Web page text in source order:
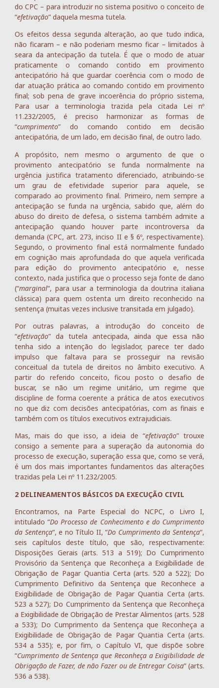
do CPC – para introduzir no sistema positivo o conceito de
“efetivação” daquela mesma tutela.
Os efeitos dessa segunda alteração, ao que tudo indica,
não ficaram – e não poderiam mesmo ficar – limitados à
seara da antecipação da tutela. É que o modo de atuar
praticamente o comando contido em provimento
antecipatório há que guardar coerência com o modo de
dar atuação prática ao comando contido em provimento
final; sob pena de grave incoerência do próprio sistema,
Para usar a terminologia trazida pela citada Lei nº
11.232/2005, é preciso harmonizar as formas de
“cumprimento” do comando contido em decisão
antecipatória, de um lado, em decisão final, de outro lado.
A propósito, nem mesmo o argumento de que o
provimento antecipatório se funda normalmente na
urgência justifica tratamento diferenciado, atribuindo-se
um grau de efetividade superior para aquele, se
comparado ao provimento final. Primeiro, nem sempre a
antecipação se funda na urgência, sabido que, além do
abuso do direito de defesa, o sistema também admite a
antecipação quando houver parte incontroversa da
demanda (CPC, art. 273, inciso II e § 6º, respectivamente).
Segundo, o provimento final está normalmente fundado
em cognição mais aprofundada do que aquela verificada
para edição do provimento antecipatório e, nesse
contexto, nada justifica que o processo seja fonte de dano
(“marginal“, para usar a terminologia da doutrina italiana
clássica) para quem ostenta um direito reconhecido na
sentença (muitas vezes inclusive transitada em julgado).
Por outras palavras, a introdução do conceito de
“efetivação” da tutela antecipada, ainda que essa não
tenha sido a intenção do legislador, parece ter dado
impulso que faltava para se prosseguir na revisão
conceitual da tutela de direitos no âmbito executivo. A
partir do referido conceito, ficou posto o desafio de
buscar, se não um regime unitário, um regime que
discipline de forma coerente a prática de atos executivos
no que diz com decisões antecipatórias, com as finais e
também com os títulos executivos extrajudiciais.
Mas, mais do que isso, a ideia de “efetivação” trouxe
consigo a semente para a superação da autonomia do
processo de execução, superação essa que, como se verá,
é um dos mais importantes fundamentos das alterações
trazidas pela Lei nº 11.232/2005.
2 DELINEAMENTOS BÁSICOS DA EXECUÇÃO CIVIL
Encontramos, na Parte Especial do NCPC, o Livro I,
intitulado “Do Processo de Conhecimento e do Cumprimento
da Sentença“, e no Título II, “Do Cumprimento da Sentença“,
seis capítulos deste título, que são, respectivamente:
Disposições Gerais (arts. 513 a 519); Do Cumprimento
Provisório da Sentença que Reconheça a Exigibilidade de
Obrigação de Pagar Quantia Certa (arts. 520 a 522); Do
Cumprimento Definitivo da Sentença que Reconhece a
Exigibilidade de Obrigação de Pagar Quantia Certa (arts.
523 a 527); Do Cumprimento da Sentença que Reconheça
a Exigibilidade de Obrigação de Prestar Alimentos (arts. 528
a 533); Do Cumprimento da Sentença que Reconheça a
Exigibilidade de Obrigação de Pagar Quantia Certa (arts.
534 a 535); e, por fim, o Capítulo VI, que dispõe sobre
“Cumprimento de Sentença que Reconheça a Exigibilidade de
Obrigação de Fazer, de não Fazer ou de Entregar Coisa” (arts.
536 a 538).